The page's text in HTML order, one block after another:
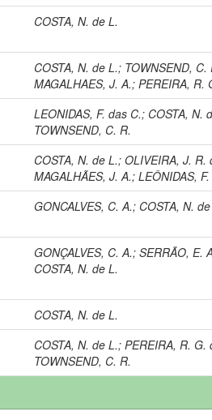
COSTA, N. de L.
COSTA, N. de L.; TOWNSEND, C.
MAGALHAES, J. A.;PEREIRA, R.
LEONIDAS, F. das C.; COSTA, N.
TOWNSEND, C. R.
COSTA, N. de L.;OLIVEIRA, J. R.
MAGALHÃES, J. A.;LEÔNIDAS,
GONCALVES, C. A.; COSTA, N.
GONÇALVES, C. A.;SERRÃO, E.
COSTA, N. de L.
COSTA, N. de L.
COSTA, N. de L.;PEREIRA, R. G.
TOWNSEND, C. R.